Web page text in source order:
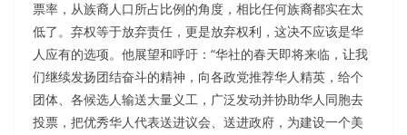
票率，从族裔人口所占比例的角度，相比任何族裔都实在太
低了。弃权等于放弃责任，更是放弃权利，这决不应该是华
人应有的选项。他展望和呼吁：“华社的春天即将来临，让我
们继续发扬团结奋斗的精神，向各政党推荐华人精英，给个
团体、各候选人输送大量义工，广泛发动并协助华人同胞去
投票，把优秀华人代表送进议会、送进政府，为建设一个美